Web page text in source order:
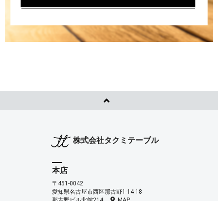
株式会社タクミテーブル
本店
〒451-0042
愛知県名古屋市西区那古野1-14-18